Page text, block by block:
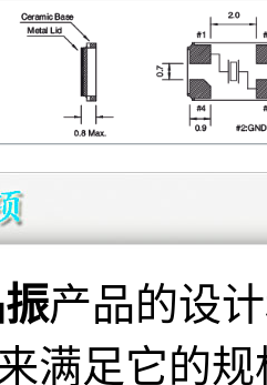
产品的设
满足它的